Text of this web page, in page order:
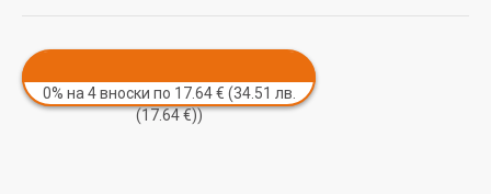
0% на 4 вноски по 17.64 € (34.51 лв.
(17.64 €))